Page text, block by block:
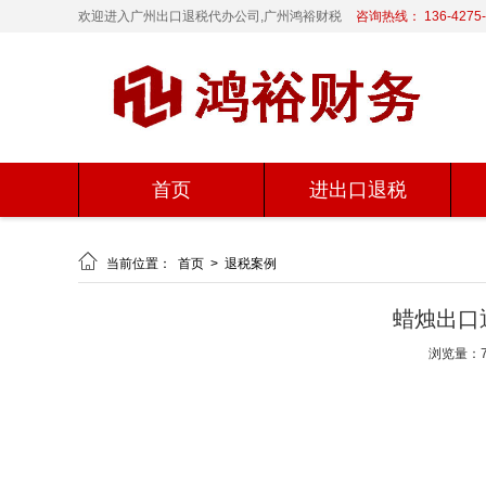
欢迎进入广州出口退税代办公司,广州鸿裕财税 咨询热线： 136-
首页 进出口退税
 当前位置： 首页 > 退税案例
蜡烛出口
浏览量：